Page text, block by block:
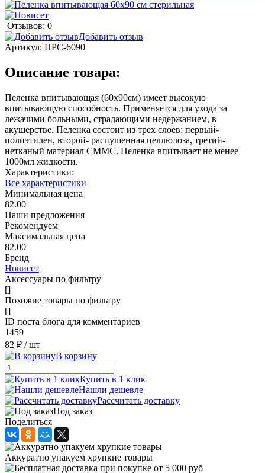
Отзывов: 0
Добавить отзыв
Артикул: ПРС-6090
Описание товара:
Пеленка впитывающая (60х90см) имеет высокую
впитывающую способность. Применяется для ухода за
лежачими больными, страдающими недержанием, в
акушерстве. Пеленка состоит из трех слоев: первый-
полиэтилен, второй- распушенная целлюлоза, третий-
нетканый материал СММС. Пеленка впитывает не менее
1000мл жидкости.
Характеристики:
Все характеристики
Минимальная цена
82.00
Наши предложения
Рекомендуем
Максимальная цена
82.00
Бренд
Новисет
Аксессуары по фильтру
[]
Похожие товары по фильтру
[]
ID поста блога для комментариев
1459
82 ₽ / шт
В корзину
Купить в 1 клик
Нашли дешевле
Рассчитать доставку
Под заказ
Поделиться
Аккуратно упакуем хрупкие товары